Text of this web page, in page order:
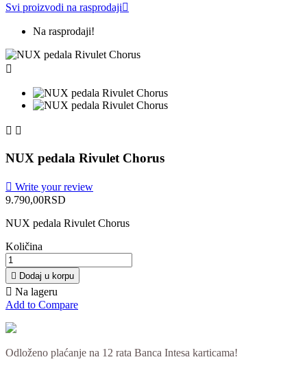
Svi proizvodi na rasprodaji
Na rasprodaji!

 
NUX pedala Rivulet Chorus
 Write your review
9.790,00RSD
NUX pedala Rivulet Chorus
Količina
 Dodaj u korpu
 Na lageru
Add to Compare
Odloženo plaćanje na 12 rata Banca Intesa karticama!